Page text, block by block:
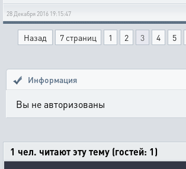
28 Декабря 2016 19:15:47
Назад 7 страниц 1 2 3 4 5
Информация
Вы не авторизованы
1 чел. читают эту тему (гостей: 1)